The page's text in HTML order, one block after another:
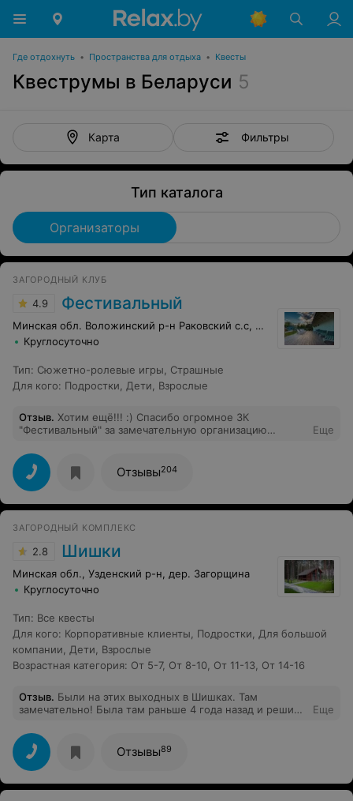
Где отдохнуть • Пространства для отдыха • Квесты
Квеструмы в Беларуси 5
Карта Фильтры
Тип каталога
Организаторы
ЗАГОРОДНЫЙ КЛУБ
4.9 Фестивальный
Минская обл. Воложинский р-н Раковский с.с, 9/1
Круглосуточно
Тип: Сюжетно-ролевые игры
Страшные
Для кого: Подростки Дети Взрослые
Отзыв. Хотим ещё!!! :) Спасибо огромное ЗК
"Фестивальный" за замечательную организацию
из лучших, без преувеличения, ивентов СТДев!!! Все
прошло на одном дыхании, очень ярко, энергично и
душевно. Отдельная благодарность менеджеру Дарье,
арт-директору Светлане за терпение и учёт всех
наших многочисленных пожеланий, а так же всей
всех этапах!!! Обязательно рекомендуем всем
грязевую трассу "Вызов" (мы приняли вызов!!!) -
получили массу адреналина и впечатлений!
Верёвочный парк никого не оставил равнодушным,
тир, квеструм, баня - все было на высоте! Ну и
конечно финальный костёр!!! Энергетика была
коллектива CTDev за эту невероятную атмосферу и
чудесный праздник! :)
Еще
Отзывы204
ЗАГОРОДНЫЙ КОМПЛЕКС
2.8 Шишки
Минская обл., Узденский р-н, дер. Загорщина
Круглосуточно
Тип: Все квесты
Для кого: Корпоративные клиенты Подростки
Для большой
компании
Дети
Взрослые
Возрастная категория: От 5-7, От 8-10 От 11-13 От 14-16
Отзыв. Были на этих выходных в Шишках. Там
замечательно! Была там раньше 4 года назад и решила
приятные, территория ухоженная, все продумано до
мелочей. Кухня просто огонь! До сих пор не понимаю,
как в лесу можно готовить на уровне ресторанной
еды.. персонал очень вежливый, ненавязчивый, но при
этом решает быстро все вопросы. Очень приятно, что
Еще
Отзывы89